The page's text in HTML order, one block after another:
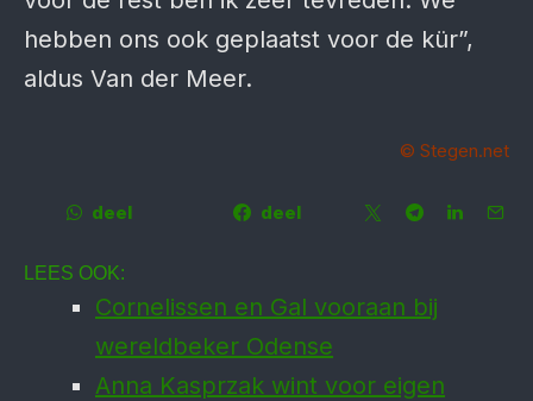
hebben ons ook geplaatst voor de kür”,
aldus Van der Meer.
© Stegen.net
deel deel
LEES OOK:
Cornelissen en Gal vooraan bij
wereldbeker Odense
Anna Kasprzak wint voor eigen